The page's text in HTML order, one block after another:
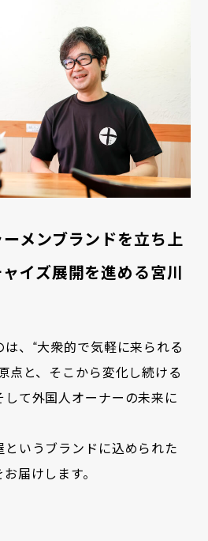
メンブランドを立ち上
イズ展開を進める宮川
、“大衆的で気軽に来られる
点と、そこから変化し続ける
て外国人オーナーの未来に
いうブランドに込められた
届けします。